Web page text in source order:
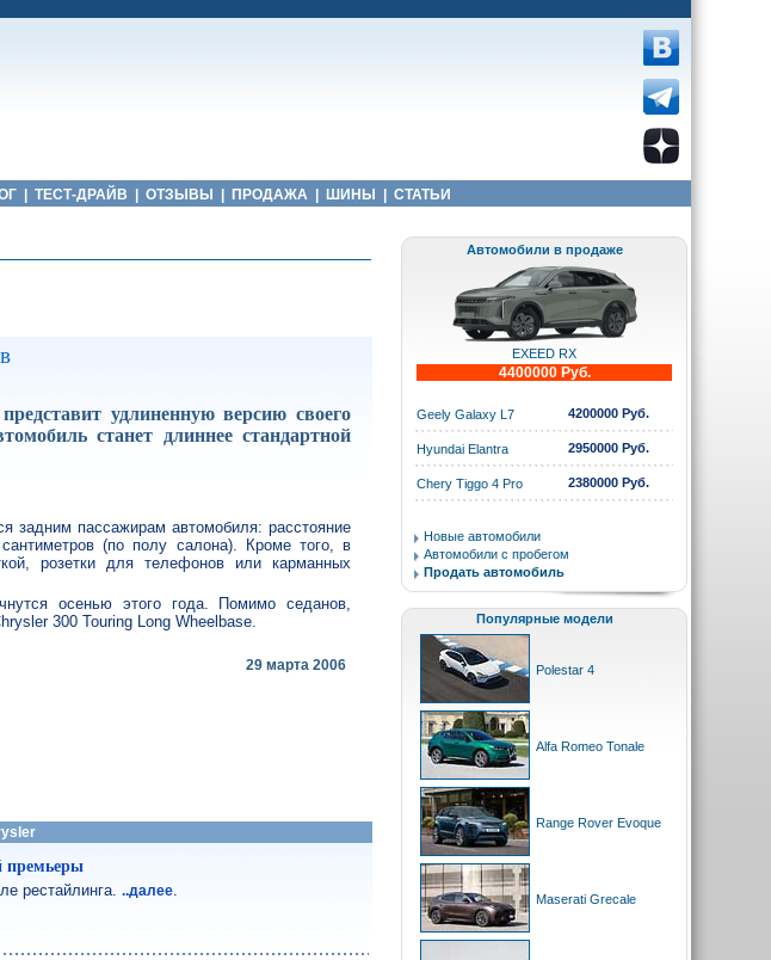
ТЕСТ-ДРАЙВ ОТЗЫВЫ ПРОДАЖА ШИНЫ СТАТЬИ
удлиненную версию своего
станет длиннее стандартной
задним пассажирам автомобиля: расстояние
(по полу салона). Кроме того, в
розетки для телефонов или карманных
осенью этого года. Помимо седанов,
300 Touring Long Wheelbase.
29 марта 2006
премьеры
рестайлинга...далее
Автомобили в продаже
EXEED RX
4400000 Руб.
Geely Galaxy L7 4200000 Руб.
Hyundai Elantra 2950000 Руб.
Chery Tiggo 4 Pro 2380000 Руб.
Новые автомобили
Автомобили с пробегом
Продать автомобиль
Популярные модели
Polestar 4
Alfa Romeo Tonale
Range Rover Evoque
Maserati Grecale